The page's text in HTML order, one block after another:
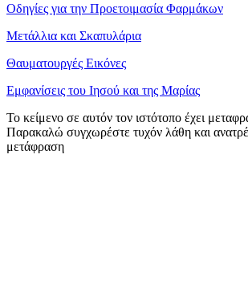
Οδηγίες για την Προετοιμασία Φαρμάκων
Μετάλλια και Σκαπυλάρια
Θαυματουργές Εικόνες
Εμφανίσεις του Ιησού και της Μαρίας
Το κείμενο σε αυτόν τον ιστότοπο έχει
Παρακαλώ συγχωρέστε τυχόν λάθη και
μετάφραση